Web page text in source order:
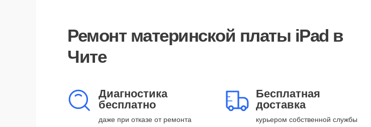
Ремонт материнской платы iPad в
Чите
Диагностика
бесплатно
даже при отказе от ремонта
Бесплатная
доставка
курьером собственной службы